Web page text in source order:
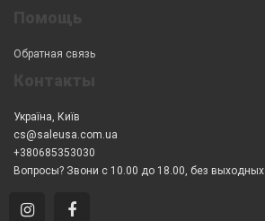
Обратная связь
Україна, Київ
cs@saleusa.com.ua
+380685353030
Вопросы? Звони с 10.00 до 18.00, без выходных